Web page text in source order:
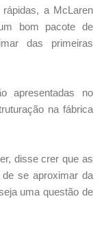
a McLaren
bom pacote de
das primeiras
apresentadas no
na fábrica
disse crer que as
se aproximar da
uma questão de